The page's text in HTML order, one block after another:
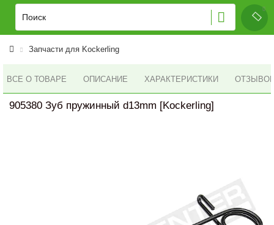
Запчасти для Kockerling
ВСЕ О ТОВАРЕ ОПИСАНИЕ ХАРАКТЕРИСТИКИ ОТЗЫВОВ
905380 Зуб пружинный d13mm [Kockerling]